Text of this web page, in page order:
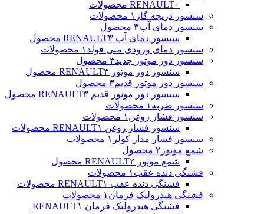
RENAULT۰ محصولات
سنسور دریچه گاز ۱ محصولات
سنسور دمای آب۳ محصول
سنسور دمای آب RENAULT ۳ محصول
سنسور دمای ورودی منی فولد ۱ محصولات
سنسور دور موتور جدید۳ محصول
سنسور دور موتور RENAULT ۳ محصول
سنسور دور موتور قدیم۳ محصول
سنسور دور موتور قدیم RENAULT ۳ محصول
سنسور ضربه ۱ محصولات
سنسور فشار روغن ۱ محصولات
سنسور فشار روغن RENAULT ۱ محصولات
سنسور فشار مدار کولر ۱ محصولات
شمع موتور ۲ محصول
شمع موتور RENAULT ۲ محصول
فشنگی دنده عقب ۱ محصولات
فشنگی دنده عقب RENAULT ۱ محصولات
فشنگی هیدرولیک فرمان ۱ محصولات
فشنگی هیدرولیک فرمان RENAULT ۱